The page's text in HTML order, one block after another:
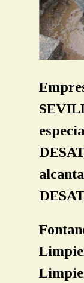
LIMPIEZA
LIMPIEZA
INSPECCION